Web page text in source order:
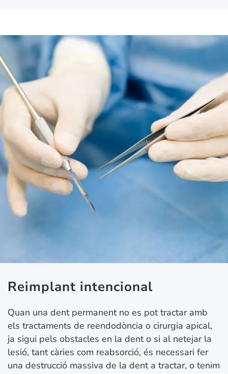
Reimplant intencional
Quan una dent permanent no es pot tractar amb
els tractaments de reendodòncia o cirurgia apical,
ja sigui pels obstacles en la dent o si al netejar la
lesió, tant càries com reabsorció, és necessari fer
una destrucció massiva de la dent a tractar, o tenim